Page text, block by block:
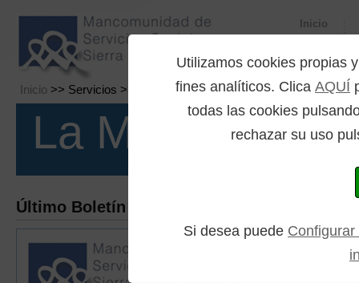
Utilizamos cookies propias
fines analíticos. Clica AQUÍ
todas las cookies
rechazar su uso
Si desea puede
Inicio
Inicio >> Servicios >> Boletín
La
Último Boletín